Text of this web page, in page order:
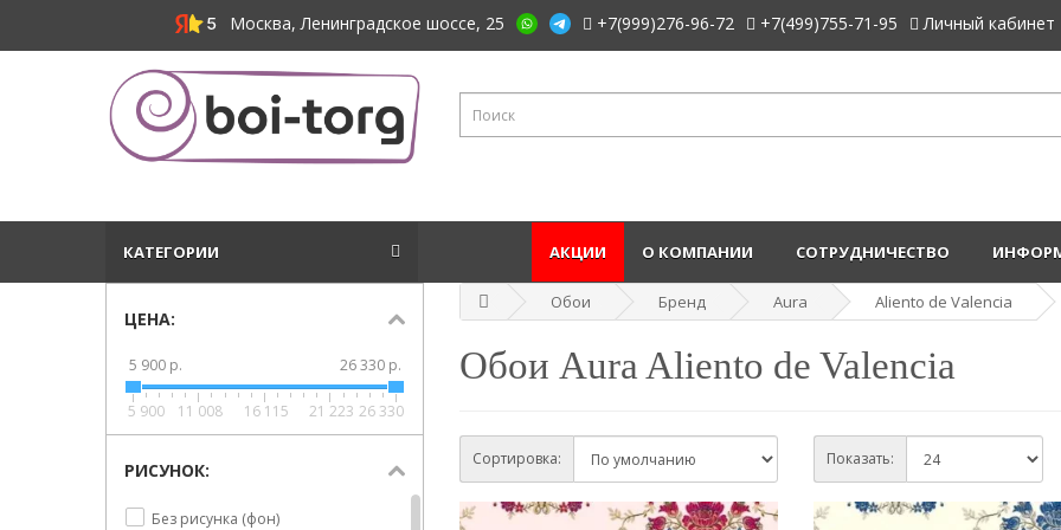
Москва, Ленинградское шоссе, 25 +7(999)276-96-72 +7(499)755-71-95 Личный кабинет
КАТЕГОРИИ СОТРУДНИЧЕСТВО
О КОМПАНИИ
АКЦИИ
ЦЕНА:
5 900 р. 26 330 р.
5 900 11 008 16 115 21 223 26 330
РИСУНОК:
Без рисунка (фон)
Обои Бренд Aura Aliento de Valencia
Обои Aura Aliento de Valencia
Сортировка: Показать: